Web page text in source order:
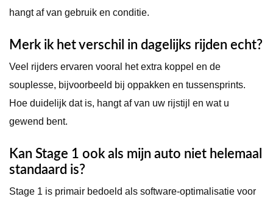
hangt af van gebruik en conditie.
Merk ik het verschil in dagelijks rijden echt?
Veel rijders ervaren vooral het extra koppel en de
souplesse, bijvoorbeeld bij oppakken en tussensprints.
Hoe duidelijk dat is, hangt af van uw rijstijl en wat u
gewend bent.
Kan Stage 1 ook als mijn auto niet helemaal
standaard is?
Stage 1 is primair bedoeld als software-optimalisatie voor